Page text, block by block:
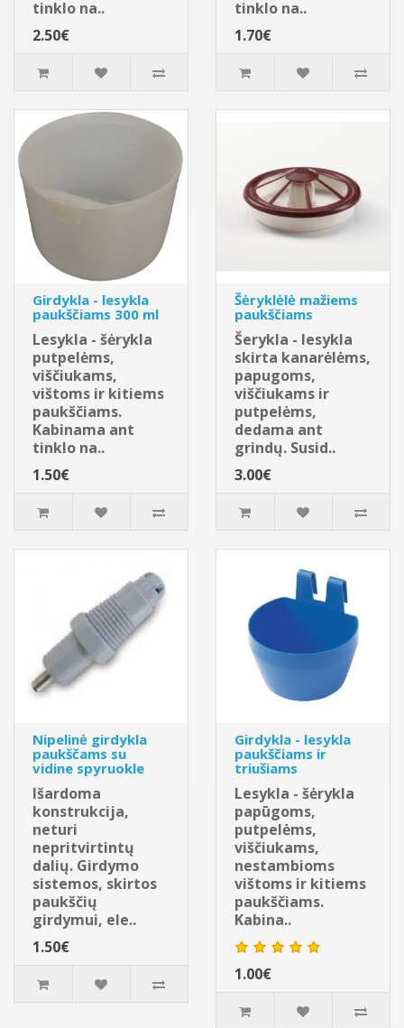
tinklo na..
2.50€
tinklo na..
1.70€
Girdykla - lesykla
paukščiams 300 ml
Lesykla - šėrykla
putpelėms,
viščiukams,
vištoms ir kitiems
paukščiams.
Kabinama ant
tinklo na..
1.50€
Šėryklėlė mažiems
paukščiams
Šerykla - lesykla
skirta kanarėlėms,
papugoms,
viščiukams ir
putpelėms,
dedama ant
grindų. Susid..
3.00€
Nipelinė girdykla
paukščams su
vidine spyruokle
Išardoma
konstrukcija,
neturi
nepritvirtintų
dalių. Girdymo
sistemos, skirtos
paukščių
girdymui, ele..
1.50€
Girdykla - lesykla
paukščiams ir
triušiams
Lesykla - šėrykla
papūgoms,
putpelėms,
viščiukams,
nestambioms
vištoms ir kitiems
paukščiams.
Kabina..
1.00€